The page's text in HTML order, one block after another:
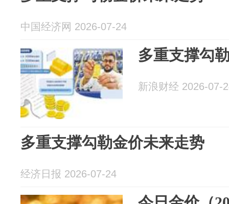
中国经济网 2026-07-24
多重支撑勾
新浪财经 2026-07-
多重支撑勾勒金价未来走势
经济日报 2026-07-24